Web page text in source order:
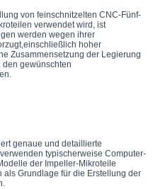
von feinschnitzelten CNC-Fünf-
verwendet wird, ist
werden wegen ihrer
hoher
Zusammensetzung der Legierung
den gewünschten
genaue und detaillierte
typischerweise Computer-
der Impeller-Mikroteile
Grundlage für die Erstellung der